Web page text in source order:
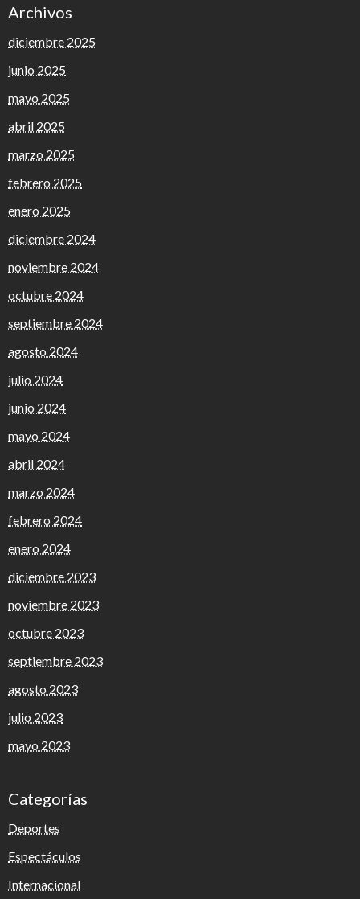
Archivos
diciembre 2025
junio 2025
mayo 2025
abril 2025
marzo 2025
febrero 2025
enero 2025
diciembre 2024
noviembre 2024
octubre 2024
septiembre 2024
agosto 2024
julio 2024
junio 2024
mayo 2024
abril 2024
marzo 2024
febrero 2024
enero 2024
diciembre 2023
noviembre 2023
octubre 2023
septiembre 2023
agosto 2023
julio 2023
mayo 2023
Categorías
Deportes
Espectáculos
Internacional